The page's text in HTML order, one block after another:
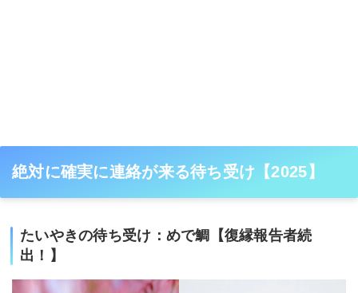
絶対に確実に連絡が来る待ち受け【2025】
たいやきの待ち受け：めで鯛【復縁報告者続
出！】